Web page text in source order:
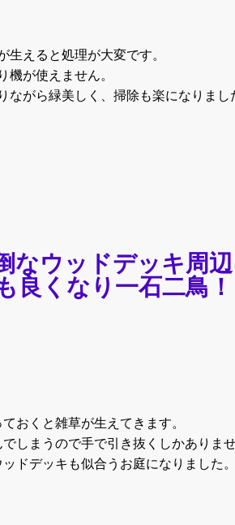
生えると処理が大変です。
機が使えません。
ながら緑美しく、掃除も楽になりまし
なウッドデッキ周
良くなり一石二鳥！
おくと雑草が生えてきます。
しまうので手で引き抜くしかありま
ドデッキも似合うお庭になりました